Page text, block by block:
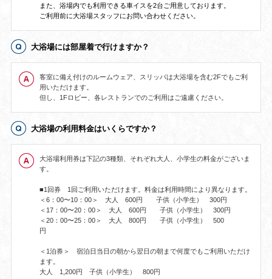
また、浴場内でも利用できる車イスを2台ご用意しております。
ご利用前に大浴場スタッフにお問い合わせください。
大浴場には部屋着で行けますか？
客室に備え付けのルームウェア、スリッパは大浴場を含む2Fでもご利
用いただけます。
但し、1Fロビー、各レストランでのご利用はご遠慮ください。
大浴場の利用料金はいくらですか？
大浴場利用券は下記の3種類、それぞれ大人、小学生の料金がございま
す。
■1回券 1回ご利用いただけます。料金は利用時間により異なります。
＜6：00〜10：00＞ 大人 600円 子供（小学生） 300円
＜17：00〜20：00＞ 大人 600円 子供（小学生） 300円
＜20：00〜25：00＞ 大人 800円 子供（小学生） 500
円
＜1泊券＞ 宿泊日当日の朝から翌日の朝まで何度でもご利用いただけ
ます。
大人 1,200円 子供（小学生） 800円